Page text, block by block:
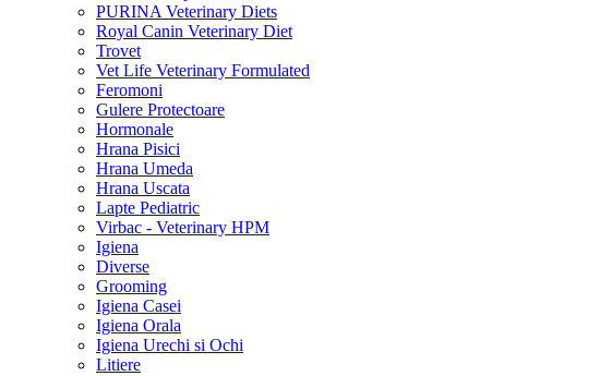
PURINA Veterinary Diets
Royal Canin Veterinary Diet
Trovet
Vet Life Veterinary Formulated
Feromoni
Gulere Protectoare
Hormonale
Hrana Pisici
Hrana Umeda
Hrana Uscata
Lapte Pediatric
Virbac - Veterinary HPM
Igiena
Diverse
Grooming
Igiena Casei
Igiena Orala
Igiena Urechi si Ochi
Litiere